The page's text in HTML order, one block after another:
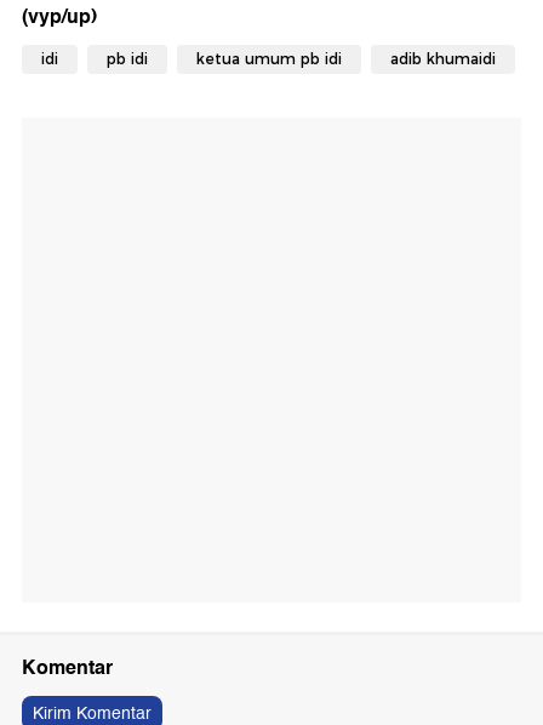
(vyp/up)
idi pb idi ketua umum pb idi adib khumaidi
Komentar
Kirim Komentar